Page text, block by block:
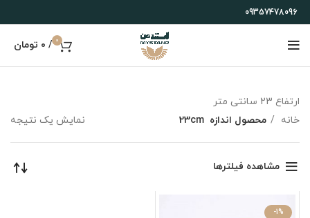
09357478096
0
/ ۰ تومان
ارتفاع 23 سانتی متر
خانه
محصول اندازه 23cm نمایش یک نتیجه
مشاهده فیلترها
-1%